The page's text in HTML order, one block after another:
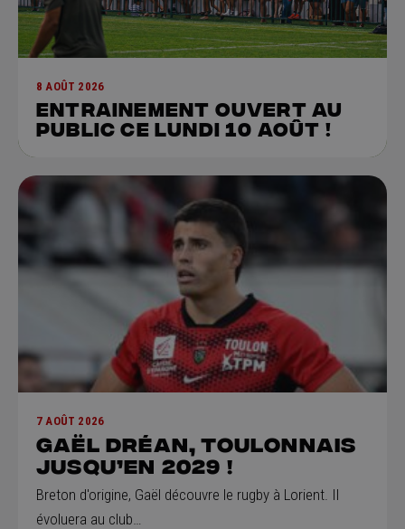
8 AOÛT 2026
Entrainement ouvert au
public ce lundi 10 août !
7 AOÛT 2026
GAËL DRÉAN, Toulonnais
jusqu’en 2029 !
Breton d'origine, Gaël découvre le rugby à Lorient. Il
évoluera au club…